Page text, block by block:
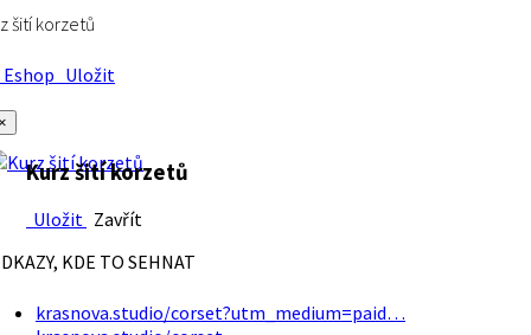
šití korzetů
Uložit
Kurz šití korzetů
Uložit Zavřít
KDE TO SEHNAT
krasnova.studio/corset?utm_medium=paid…